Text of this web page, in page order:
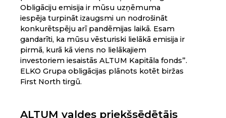
Obligāciju emisija ir mūsu uzņēmuma
iespēja turpināt izaugsmi un nodrošināt
konkurētspēju arī pandēmijas laikā. Esam
gandarīti, ka mūsu vēsturiski lielākā emisija ir
pirmā, kurā kā viens no lielākajiem
investoriem iesaistās ALTUM Kapitāla fonds”.
ELKO Grupa obligācijas plānots kotēt biržas
First North tirgū.
ALTUM valdes priekšsēdētājs